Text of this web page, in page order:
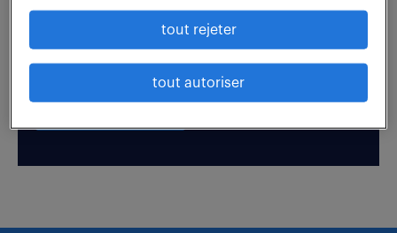
Boostez votre visibilité auprès de nos recruteurs
en postulant par candidature spontanée.
tout rejeter
tout autoriser